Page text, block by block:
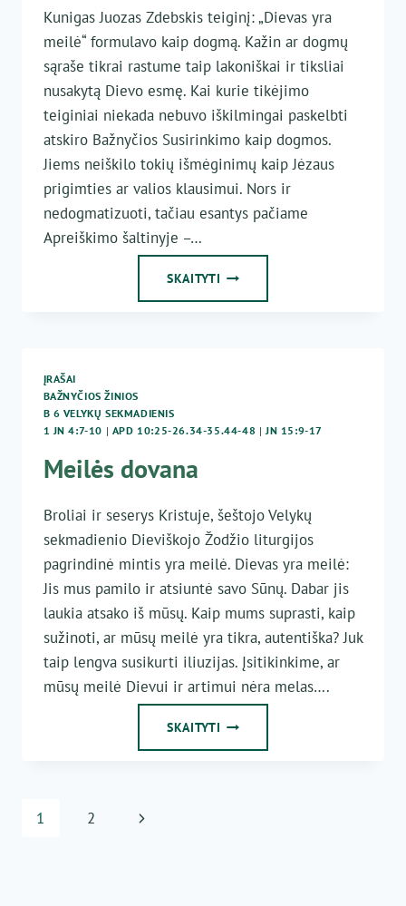
Kunigas Juozas Zdebskis teiginį: „Dievas yra
meilė“ formulavo kaip dogmą. Kažin ar dogmų
sąraše tikrai rastume taip lakoniškai ir tiksliai
nusakytą Dievo esmę. Kai kurie tikėjimo
teiginiai niekada nebuvo iškilmingai paskelbti
atskiro Bažnyčios Susirinkimo kaip dogmos.
Jiems neiškilo tokių išmėginimų kaip Jėzaus
prigimties ar valios klausimui. Nors ir
nedogmatizuoti, tačiau esantys pačiame
Apreiškimo šaltinyje –…
SKAITYTI AR
ĮRAŠAI
BAŽNYČIOS ŽINIOS
B 6 VELYKŲ SEKMADIENIS
1 JN 4:7-10 | APD 10:25-26.34-35.44-48 |JN 15:9-17
Meilės dovana
Broliai ir seserys Kristuje, šeštojo Velykų
sekmadienio Dieviškojo Žodžio liturgijos
pagrindinė mintis yra meilė. Dievas yra meilė:
Jis mus pamilo ir atsiuntė savo Sūnų. Dabar jis
laukia atsako iš mūsų. Kaip mums suprasti, kaip
sužinoti, ar mūsų meilė yra tikra, autentiška? Juk
taip lengva susikurti iliuzijas. Įsitikinkime, ar
mūsų meilė Dievui ir artimui nėra melas….
SKAITYTI MEILĖS
Page
1 2
Next